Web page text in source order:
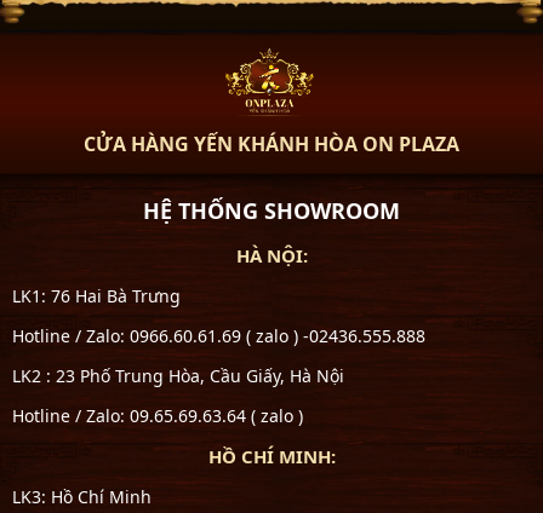
CỬA HÀNG YẾN KHÁNH HÒA ON PLAZA
HỆ THỐNG SHOWROOM
HÀ NỘI:
LK1: 76 Hai Bà Trưng
Hotline / Zalo: 0966.60.61.69 ( zalo ) -02436.555.888
LK2 : 23 Phố Trung Hòa, Cầu Giấy, Hà Nội
Hotline / Zalo: 09.65.69.63.64 ( zalo )
HỒ CHÍ MINH:
LK3: Hồ Chí Minh